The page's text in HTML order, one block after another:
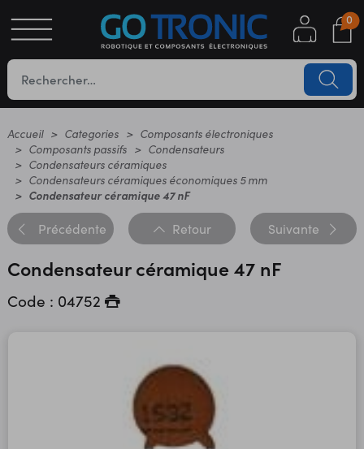
0
Accueil Categories
Composants électroniques
Composants passifs
Condensateurs
Condensateurs céramiques
Condensateurs céramiques économiques 5 mm
Condensateur céramique 47 nF
Précédente Retour Suivante
Condensateur céramique 47 nF
Code : 04752